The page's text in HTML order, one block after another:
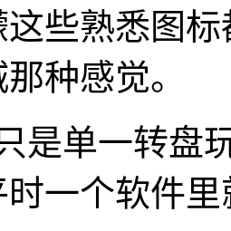
些熟悉图
种感觉。
是单一转盘
一个软件